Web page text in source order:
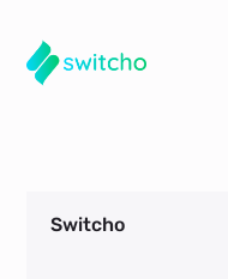
Switcho